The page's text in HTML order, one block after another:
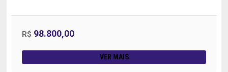
R$ 98.800,00
VER MAIS